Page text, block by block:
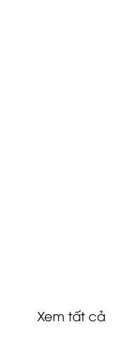
Xem tất cả